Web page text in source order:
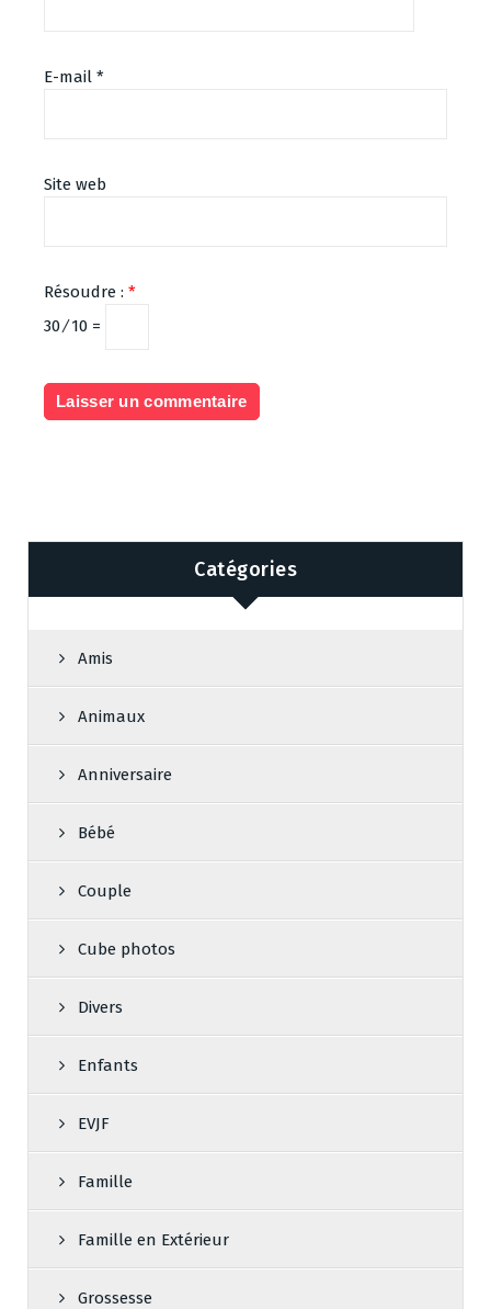
E-mail *
Site web
Résoudre : *
30 ⁄ 10 =
Catégories
Amis
Animaux
Anniversaire
Bébé
Couple
Cube photos
Divers
Enfants
EVJF
Famille
Famille en Extérieur
Grossesse